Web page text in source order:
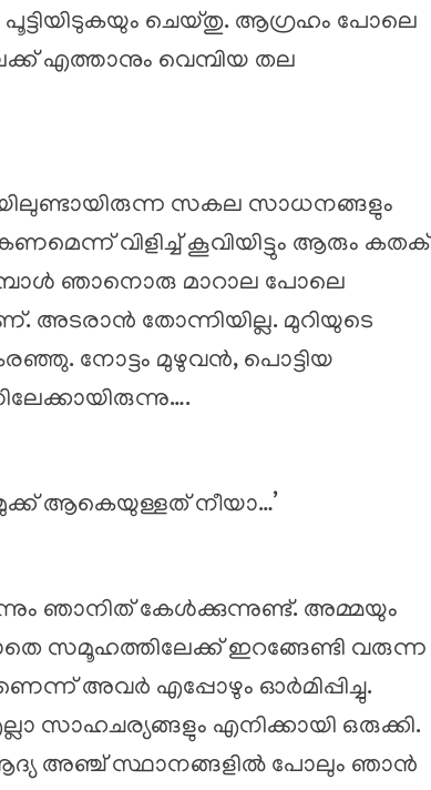
പൂട്ടിയിടുകയും ചെയ്തു. ആഗ്രഹം പോലെ
എത്താനും വെമ്പിയ തല
സകല സാധനങ്ങളും
വിളിച്ച് കൂവിയിട്ടും ആരും കതക്
ഞാനൊരു മാറാല പോലെ
അടരാൻ തോന്നിയില്ല. മുറിയുടെ
നോട്ടം മുഴുവൻ, പൊട്ടിയ
ആകെയുള്ളത് നീയാ…’
ഞാനിത് കേൾക്കുന്നുണ്ട്. അമ്മയും
സമൂഹത്തിലേക്ക് ഇറങ്ങേണ്ടി വരുന്ന
അവർ എപ്പോഴും ഓർമിപ്പിച്ചു.
സാഹചര്യങ്ങളും എനിക്കായി ഒരുക്കി.
ആദ്യ അഞ്ച് സ്ഥാനങ്ങളിൽ പോലും ഞാൻ